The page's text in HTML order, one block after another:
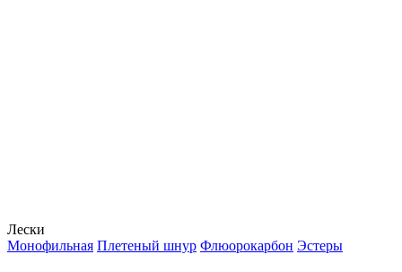
Лески
Монофильная Плетеный шнур Флюорокарбон Эстеры